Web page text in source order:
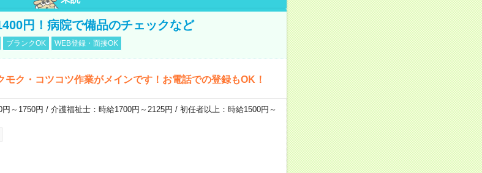
円！病院で備品のチェックなど
ブランクOK WEB登録・面接OK
モク・コツコツ作業がメインです！お電話での登録もOK！
～1750円 / 介護福祉士：時給1700円～2125円 / 初任者以上：時給1500円～